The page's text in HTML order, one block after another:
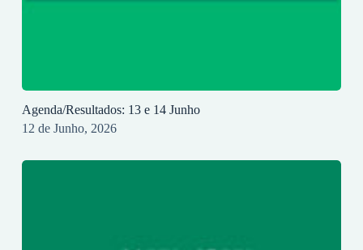
Agenda/Resultados: 13 e 14 Junho
12 de Junho, 2026